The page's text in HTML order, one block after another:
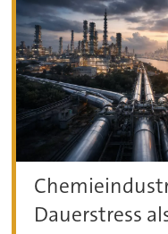
Dauerstress